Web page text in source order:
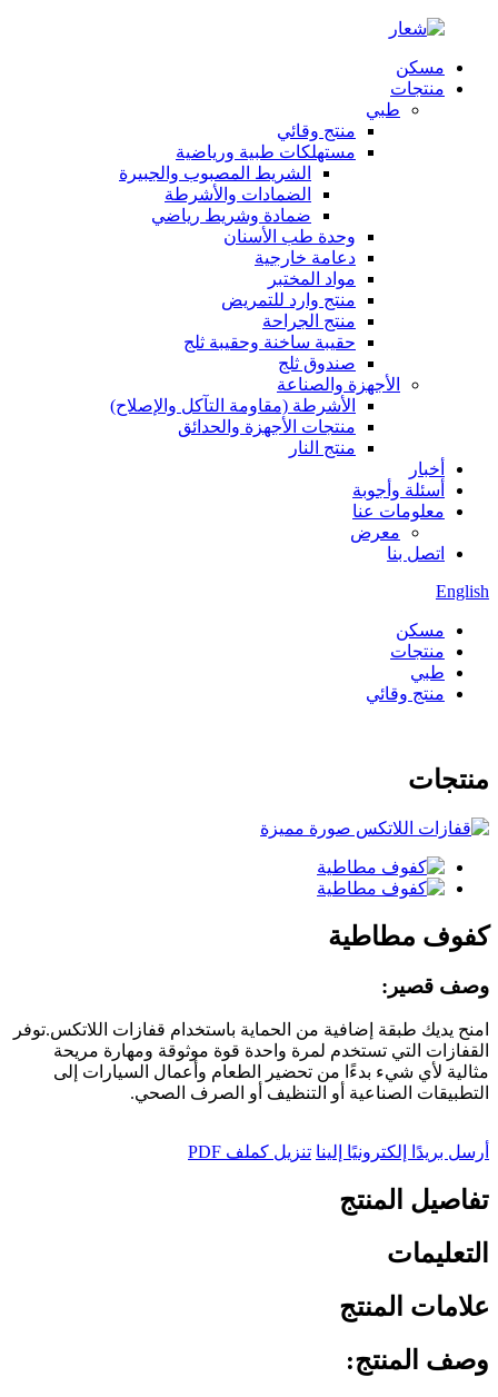
مسكن
منتجات
طبي
منتج وقائي
مستهلكات طبية ورياضية
الشريط المصبوب والجبيرة
الضمادات والأشرطة
ضمادة وشريط رياضي
وحدة طب الأسنان
دعامة خارجية
مواد المختبر
منتج وارد للتمريض
منتج الجراحة
حقيبة ساخنة وحقيبة ثلج
صندوق ثلج
الأجهزة والصناعة
الأشرطة (مقاومة التآكل والإصلاح)
منتجات الأجهزة والحدائق
منتج النار
أخبار
أسئلة وأجوبة
معلومات عنا
معرض
اتصل بنا
English
مسكن
منتجات
طبي
منتج وقائي
منتجات
كفوف مطاطية
وصف قصير:
امنح يديك طبقة إضافية من الحماية باستخدام قفازات اللاتكس.توفر
القفازات التي تستخدم لمرة واحدة قوة موثوقة ومهارة مريحة
مثالية لأي شيء بدءًا من تحضير الطعام وأعمال السيارات إلى
التطبيقات الصناعية أو التنظيف أو الصرف الصحي.
أرسل بريدًا إلكترونيًا إلينا تنزيل كملف PDF
تفاصيل المنتج
التعليمات
علامات المنتج
وصف المنتج: